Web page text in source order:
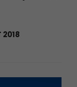
2018